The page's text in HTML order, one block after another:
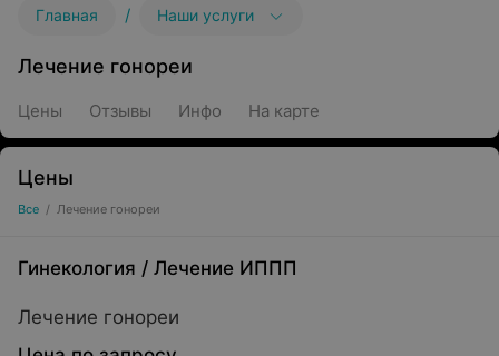
Главная / Наши услуги
Лечение гонореи
Цены Отзывы Инфо На карте
Цены
Все / Лечение гонореи
Гинекология / Лечение ИППП
Лечение гонореи